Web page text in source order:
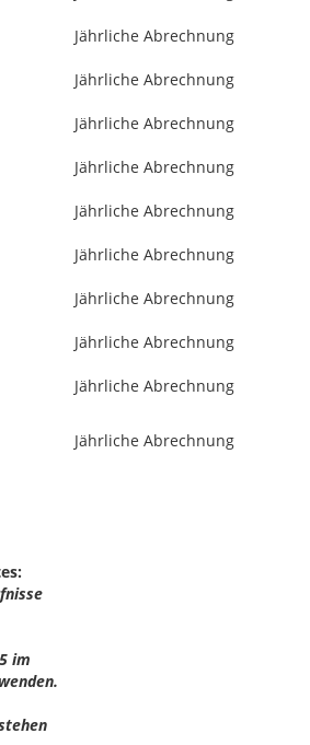
Jährliche Abrechnung
Jährliche Abrechnung
Jährliche Abrechnung
Jährliche Abrechnung
Jährliche Abrechnung
Jährliche Abrechnung
Jährliche Abrechnung
Jährliche Abrechnung
Jährliche Abrechnung
Jährliche Abrechnung
im